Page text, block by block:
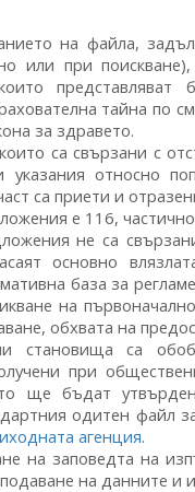
на файла,
или при
тайна по
за здравето.
са свързани с
указания относно
са приети и
е 116,
не са
основно
база за
на
обхвата на
становища са
при
ще бъдат
одитен файл
агенция.
на заповедта на
на данните и